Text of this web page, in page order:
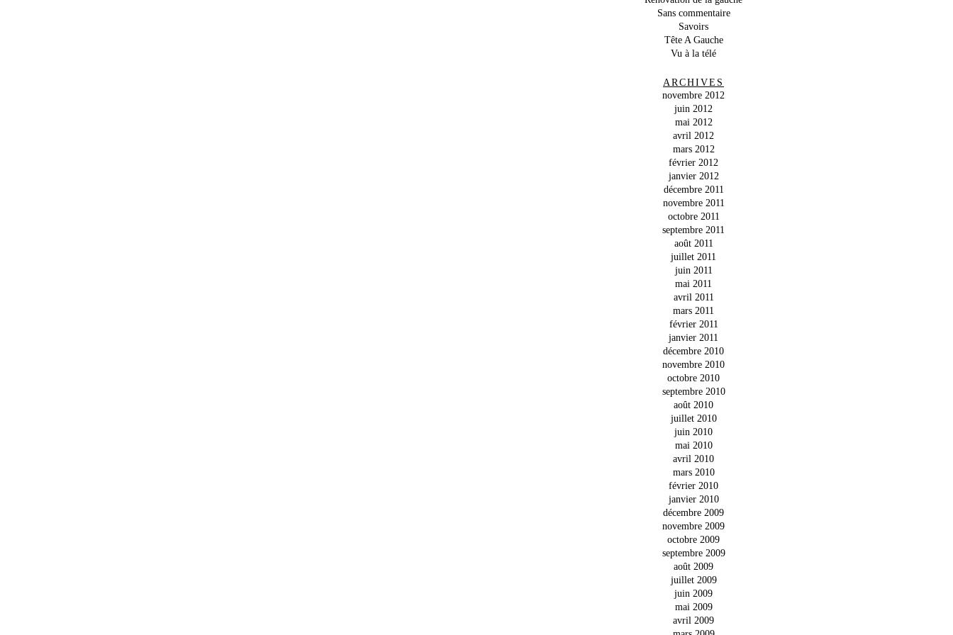
Sans commentaire
Savoirs
Tête A Gauche
Vu à la télé
ARCHIVES
novembre 2012
juin 2012
mai 2012
avril 2012
mars 2012
février 2012
janvier 2012
décembre 2011
novembre 2011
octobre 2011
septembre 2011
août 2011
juillet 2011
juin 2011
mai 2011
avril 2011
mars 2011
février 2011
janvier 2011
décembre 2010
novembre 2010
octobre 2010
septembre 2010
août 2010
juillet 2010
juin 2010
mai 2010
avril 2010
mars 2010
février 2010
janvier 2010
décembre 2009
novembre 2009
octobre 2009
septembre 2009
août 2009
juillet 2009
juin 2009
mai 2009
avril 2009